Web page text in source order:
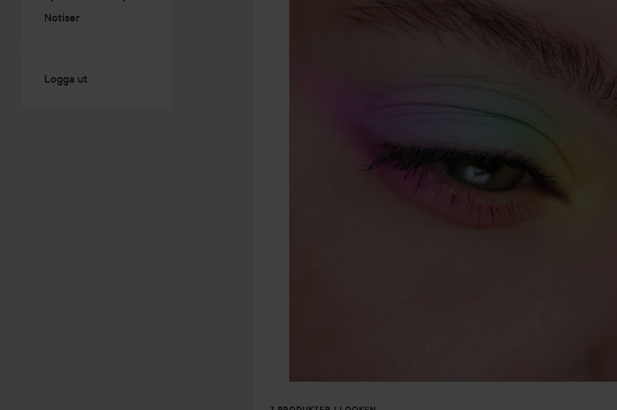
Notiser
Logga ut